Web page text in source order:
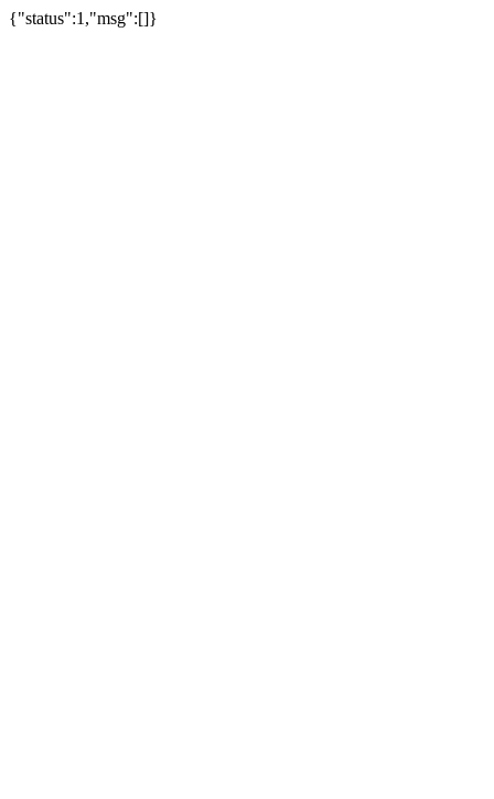
{"status":1,"msg":[]}